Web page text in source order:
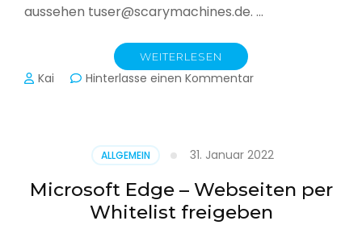
aussehen tuser@scarymachines.de. …
WEITERLESEN
Kai Hinterlasse einen Kommentarzu
(UPN)
im
Active
Directory
ALLGEMEIN 31. Januar 2022
Microsoft Edge – Webseiten per
Whitelist freigeben